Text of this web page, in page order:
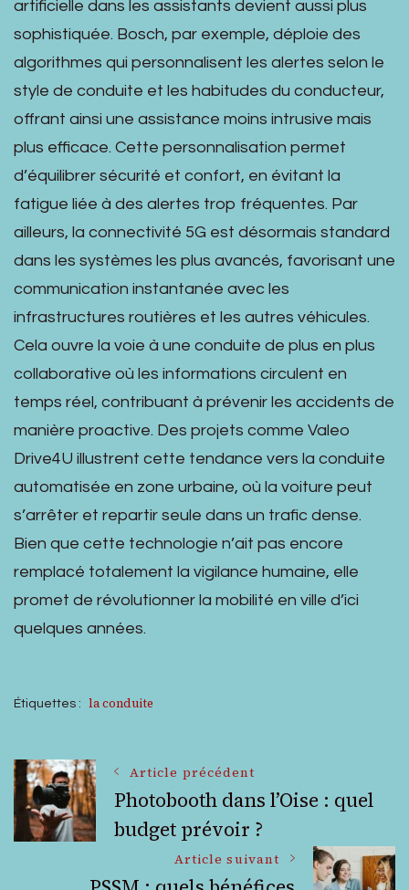
artificielle dans les assistants devient aussi plus
sophistiquée. Bosch, par exemple, déploie des
algorithmes qui personnalisent les alertes selon le
style de conduite et les habitudes du conducteur,
offrant ainsi une assistance moins intrusive mais
plus efficace. Cette personnalisation permet
d’équilibrer sécurité et confort, en évitant la
fatigue liée à des alertes trop fréquentes. Par
ailleurs, la connectivité 5G est désormais standard
dans les systèmes les plus avancés, favorisant une
communication instantanée avec les
infrastructures routières et les autres véhicules.
Cela ouvre la voie à une conduite de plus en plus
collaborative où les informations circulent en
temps réel, contribuant à prévenir les accidents de
manière proactive. Des projets comme Valeo
Drive4U illustrent cette tendance vers la conduite
automatisée en zone urbaine, où la voiture peut
s’arrêter et repartir seule dans un trafic dense.
Bien que cette technologie n’ait pas encore
remplacé totalement la vigilance humaine, elle
promet de révolutionner la mobilité en ville d’ici
quelques années.
Étiquettes : la conduite
Navigation
des
Article précédent
Photobooth dans l’Oise : quel
budget prévoir ?
Article suivant